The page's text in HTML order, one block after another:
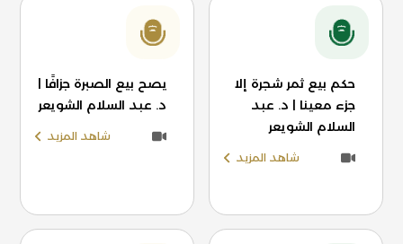
حكم بيع ثمر شجرة إلا
جزء معينا | د. عبد
السلام الشويعر
شاهد المزيد
يصح بيع الصبرة جزافًا |
د. عبد السلام الشويعر
شاهد المزيد